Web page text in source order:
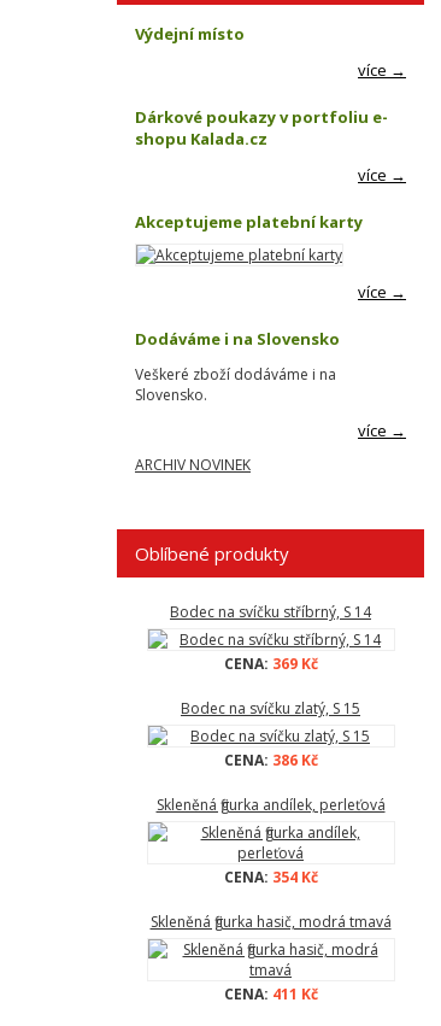
Výdejní místo
více →
Dárkové poukazy v portfoliu e-
shopu Kalada.cz
více →
Akceptujeme platební karty
více →
Dodáváme i na Slovensko
Veškeré zboží dodáváme i na
Slovensko.
více →
ARCHIV NOVINEK
Oblíbené produkty
Bodec na svíčku stříbrný, S 14
CENA: 369 Kč
Bodec na svíčku zlatý, S 15
CENA: 386 Kč
Skleněná figurka andílek, perleťová
CENA: 354 Kč
Skleněná figurka hasič, modrá tmavá
CENA: 411 Kč